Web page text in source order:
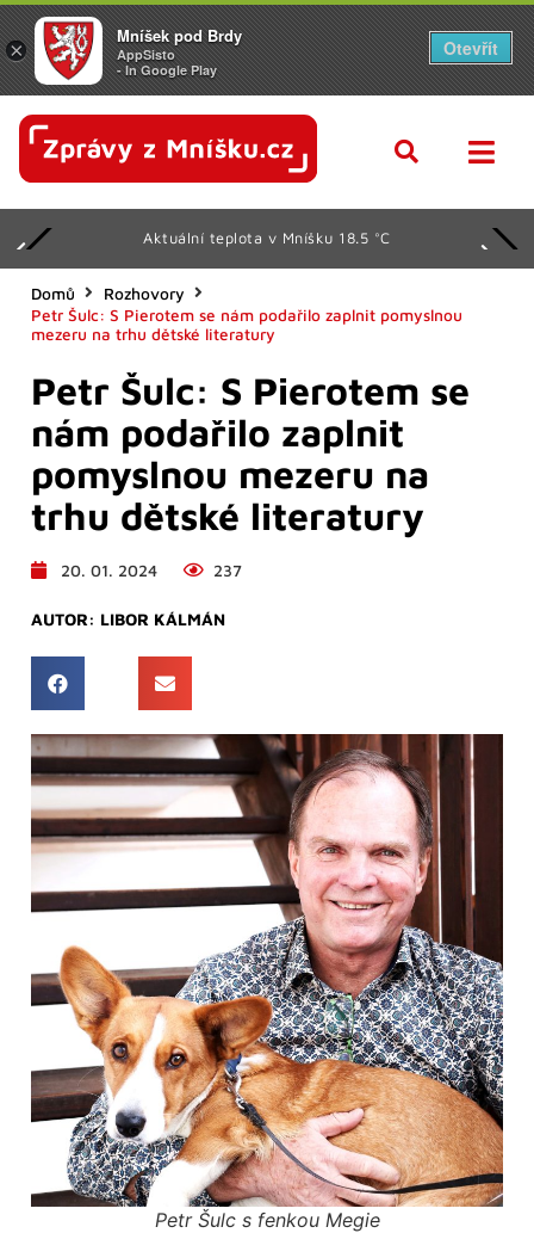
Svátek má Lada
Domů
Rozhovory
Petr Šulc: S Pierotem se nám podařilo zaplnit pomyslnou
mezeru na trhu dětské literatury
Petr Šulc: S Pierotem se
nám podařilo zaplnit
pomyslnou mezeru na
trhu dětské literatury
20. 01. 2024 237
AUTOR: LIBOR KÁLMÁN
Petr Šulc s fenkou Megie
×
Mníšek pod Brdy
AppSisto
- In Google Play
Otevřít